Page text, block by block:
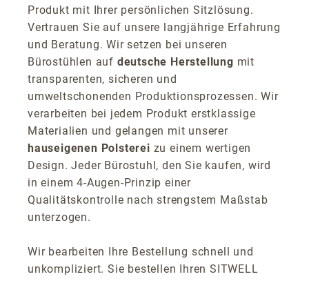
Produkt mit Ihrer persönlichen Sitzlösung.
Vertrauen Sie auf unsere langjährige Erfahrung
und Beratung. Wir setzen bei unseren
Bürostühlen auf deutsche Herstellung mit
transparenten, sicheren und
umweltschonenden Produktionsprozessen. Wir
verarbeiten bei jedem Produkt erstklassige
Materialien und gelangen mit unserer
hauseigenen Polsterei zu einem wertigen
Design. Jeder Bürostuhl, den Sie kaufen, wird
in einem 4-Augen-Prinzip einer
Qualitätskontrolle nach strengstem Maßstab
unterzogen.
Wir bearbeiten Ihre Bestellung schnell und
unkompliziert. Sie bestellen Ihren SITWELL